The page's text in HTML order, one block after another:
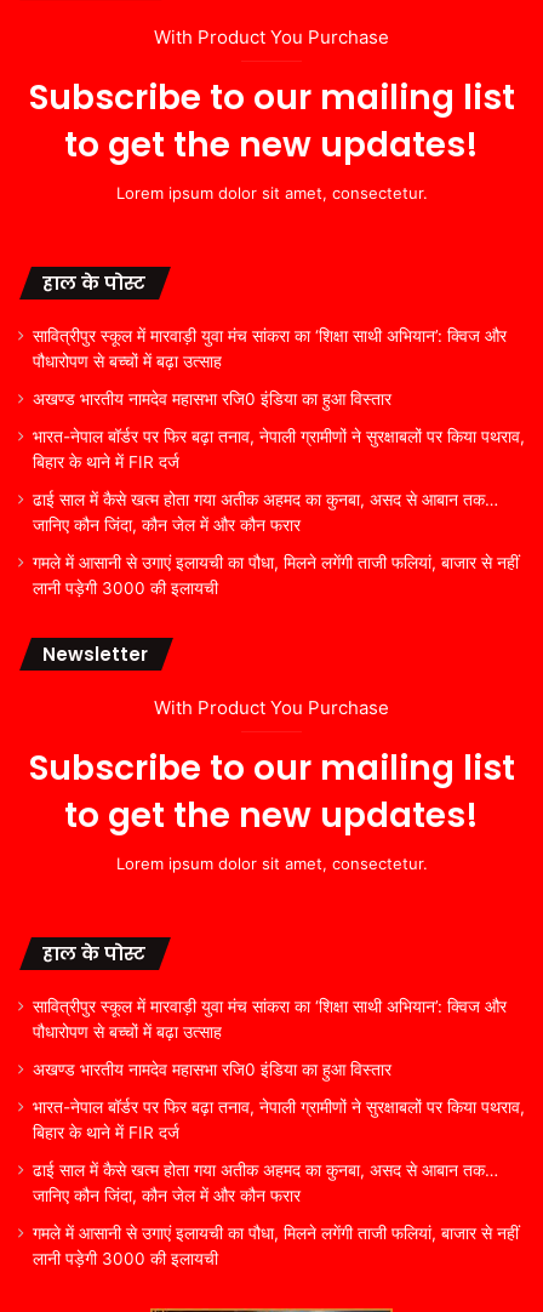
With Product You Purchase
Subscribe to our mailing list
to get the new updates!
Lorem ipsum dolor sit amet, consectetur.
हाल के पोस्ट
सावित्रीपुर स्कूल में मारवाड़ी युवा मंच सांकरा का ‘शिक्षा साथी अभियान’: क्विज और
पौधारोपण से बच्चों में बढ़ा उत्साह
अखण्ड भारतीय नामदेव महासभा रजि0 इंडिया का हुआ विस्तार
भारत-नेपाल बॉर्डर पर फिर बढ़ा तनाव, नेपाली ग्रामीणों ने सुरक्षाबलों पर किया पथराव,
बिहार के थाने में FIR दर्ज
ढाई साल में कैसे खत्म होता गया अतीक अहमद का कुनबा, असद से आबान तक…
जानिए कौन जिंदा, कौन जेल में और कौन फरार
गमले में आसानी से उगाएं इलायची का पौधा, मिलने लगेंगी ताजी फलियां, बाजार से नहीं
लानी पड़ेगी 3000 की इलायची
Newsletter
With Product You Purchase
Subscribe to our mailing list
to get the new updates!
Lorem ipsum dolor sit amet, consectetur.
हाल के पोस्ट
सावित्रीपुर स्कूल में मारवाड़ी युवा मंच सांकरा का ‘शिक्षा साथी अभियान’: क्विज और
पौधारोपण से बच्चों में बढ़ा उत्साह
अखण्ड भारतीय नामदेव महासभा रजि0 इंडिया का हुआ विस्तार
भारत-नेपाल बॉर्डर पर फिर बढ़ा तनाव, नेपाली ग्रामीणों ने सुरक्षाबलों पर किया पथराव,
बिहार के थाने में FIR दर्ज
ढाई साल में कैसे खत्म होता गया अतीक अहमद का कुनबा, असद से आबान तक…
जानिए कौन जिंदा, कौन जेल में और कौन फरार
गमले में आसानी से उगाएं इलायची का पौधा, मिलने लगेंगी ताजी फलियां, बाजार से नहीं
लानी पड़ेगी 3000 की इलायची